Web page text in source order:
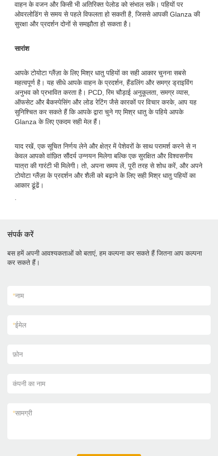
वाहन के वजन और किसी भी अतिरिक्त पेलोड को संभाल सकें। पहियों पर
ओवरलोडिंग से समय से पहले विफलता हो सकती है, जिससे आपकी Glanza की
सुरक्षा और प्रदर्शन दोनों से समझौता हो सकता है।
सारांश
आपके टोयोटा ग्लैंज़ा के लिए मिश्र धातु पहियों का सही आकार चुनना सबसे
महत्वपूर्ण है। यह सीधे आपके वाहन के प्रदर्शन, हैंडलिंग और समग्र ड्राइविंग
अनुभव को प्रभावित करता है। PCD, रिम चौड़ाई अनुकूलता, समग्र व्यास,
ऑफसेट और बैकस्पेसिंग और लोड रेटिंग जैसे कारकों पर विचार करके, आप यह
सुनिश्चित कर सकते हैं कि आपके द्वारा चुने गए मिश्र धातु के पहिये आपके
Glanza के लिए एकदम सही मेल हैं।
याद रखें, एक सूचित निर्णय लेने और क्षेत्र में पेशेवरों के साथ परामर्श करने से न
केवल आपको वांछित सौंदर्य उन्नयन मिलेगा बल्कि एक सुरक्षित और विश्वसनीय
यात्रा की गारंटी भी मिलेगी। तो, अपना समय लें, पूरी तरह से शोध करें, और अपने
टोयोटा ग्लैंज़ा के प्रदर्शन और शैली को बढ़ाने के लिए सही मिश्र धातु पहियों का
आकार ढूंढें।
संपर्क करें
बस हमें अपनी आवश्यकताओं को बताएं, हम कल्पना कर सकते हैं जितना आप कल्पना
कर सकते हैं।
*नाम
*ईमेल
फ़ोन
कंपनी का नाम
*सामग्री